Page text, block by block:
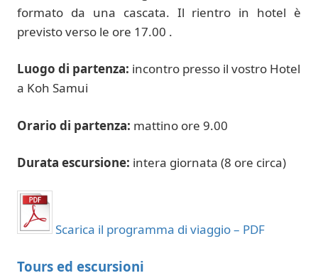
formato da una cascata. Il rientro in hotel è
previsto verso le ore 17.00 .
Luogo di partenza: incontro presso il vostro Hotel
a Koh Samui
Orario di partenza: mattino ore 9.00
Durata escursione: intera giornata (8 ore circa)
Scarica il programma di viaggio – PDF
Tours ed escursioni